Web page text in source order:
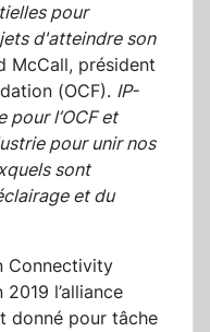
pour
d'atteindre son
McCall, président
(OCF). IP-
l’OCF et
pour unir nos
sont
et du
Connectivity
l’alliance
donné pour tâche